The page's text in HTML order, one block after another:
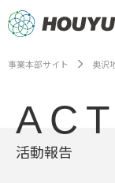
事業本部サイト 奥沢
活動報告